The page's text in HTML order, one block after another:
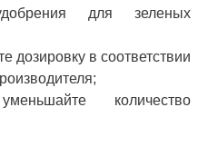
для зеленых
дозировку в соответствии
количество